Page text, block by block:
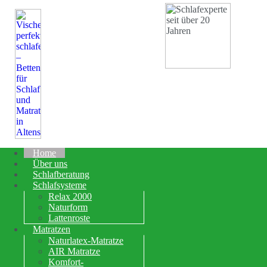
Home
Über uns
Schlafberatung
Schlafsysteme
Relax 2000
Naturform
Lattenroste
Matratzen
Naturlatex-Matratze
AIR Matratze
Komfort-